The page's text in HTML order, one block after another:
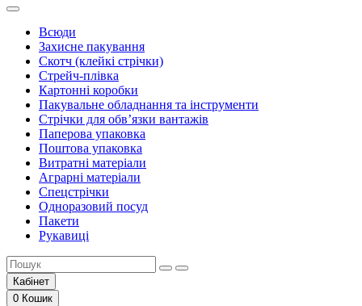
Всюди
Захисне пакування
Скотч (клейкі стрічки)
Стрейч-плівка
Картонні коробки
Пакувальне обладнання та інструменти
Стрічки для обв’язки вантажів
Паперова упаковка
Поштова упаковка
Витратні матеріали
Аграрні матеріали
Спецстрічки
Одноразовий посуд
Пакети
Рукавиці
Кабінет
0 Кошик